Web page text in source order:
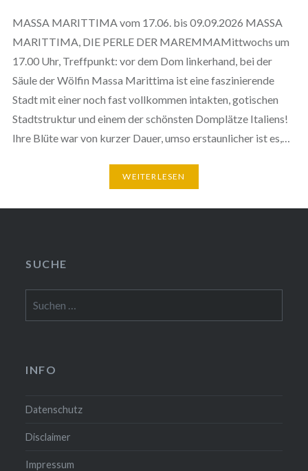
MASSA MARITTIMA vom 17.06. bis 09.09.2026 MASSA
MARITTIMA, DIE PERLE DER MAREMMAMittwochs um
17.00 Uhr, Treffpunkt: vor dem Dom linkerhand, bei der
Säule der Wölfin Massa Marittima ist eine faszinierende
Stadt mit einer noch fast vollkommen intakten, gotischen
Stadtstruktur und einem der schönsten Domplätze Italiens!
Ihre Blüte war von kurzer Dauer, umso erstaunlicher ist es,…
WEITERLESEN
SUCHE
nach:
INFO
Datenschutz
Disclaimer
Impressum